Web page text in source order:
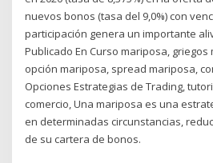
nuevos bonos (tasa del 9,0%) con
participación genera un importante
Publicado En Curso mariposa,
opción mariposa, spread mariposa,
Opciones Estrategias de Trading,
comercio, Una mariposa es una
en determinadas circunstancias,
de su cartera de bonos.